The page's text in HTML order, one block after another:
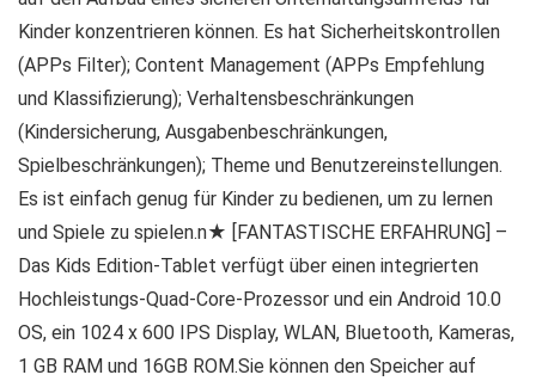
Kinder konzentrieren können. Es hat Sicherheitskontrollen
(APPs Filter); Content Management (APPs Empfehlung
und Klassifizierung); Verhaltensbeschränkungen
(Kindersicherung, Ausgabenbeschränkungen,
Spielbeschränkungen); Theme und Benutzereinstellungen.
Es ist einfach genug für Kinder zu bedienen, um zu lernen
und Spiele zu spielen.n★ [FANTASTISCHE ERFAHRUNG] –
Das Kids Edition-Tablet verfügt über einen integrierten
Hochleistungs-Quad-Core-Prozessor und ein Android 10.0
OS, ein 1024 x 600 IPS Display, WLAN, Bluetooth, Kameras,
1 GB RAM und 16GB ROM.Sie können den Speicher auf